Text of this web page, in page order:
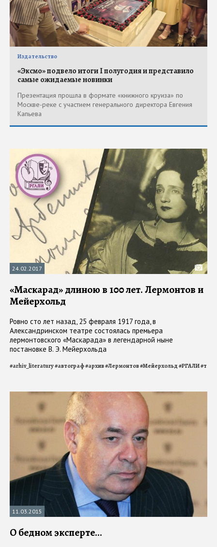
Издательство
«Эксмо» подвело итоги I полугодия и представило
самые ожидаемые новинки
Презентация прошла в формате «книжного круиза» по
Москве-реке с участием генерального директора Евгения
Капьева
24.02.2017
«Маскарад» длиною в 100 лет. Лермонтов и
Мейерхольд
Ровно сто лет назад, 25 февраля 1917 года, в
Александринском театре состоялась премьера
лермонтовского «Маскарада» в легендарной ныне
постановке В. Э. Мейерхольда
#arhiv_literatury#автограф#архив#Лермонтов#Мейерхольд#РГАЛИ#
11.03.2015
О бедном эксперте…